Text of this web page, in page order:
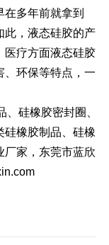
在多年前就拿到
此，液态硅胶的产
医疗方面液态硅胶
、环保等特点，一
、硅橡胶密封圈
硅橡胶制品 、硅橡
厂家 ， 东莞市蓝欣